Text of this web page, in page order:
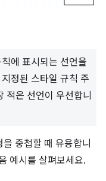
에 표시되는 선언을
정된 스타일 규칙 주
적은 선언이 우선합니
중첩할 때 유용합니
예시를 살펴보세요.